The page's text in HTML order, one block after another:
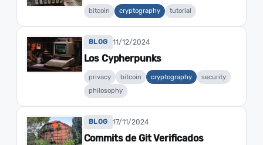
bitcoin cryptography tutorial
BLOG 11/12/2024
Los Cypherpunks
privacy bitcoin cryptography
security
philosophy
BLOG 17/11/2024
Commits de Git Verificados